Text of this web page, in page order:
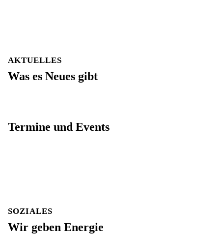
AKTUELLES
Was es Neues gibt
Termine und Events
SOZIALES
Wir geben Energie